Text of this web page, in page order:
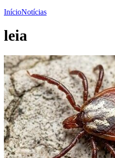
InícioNotícias
leia